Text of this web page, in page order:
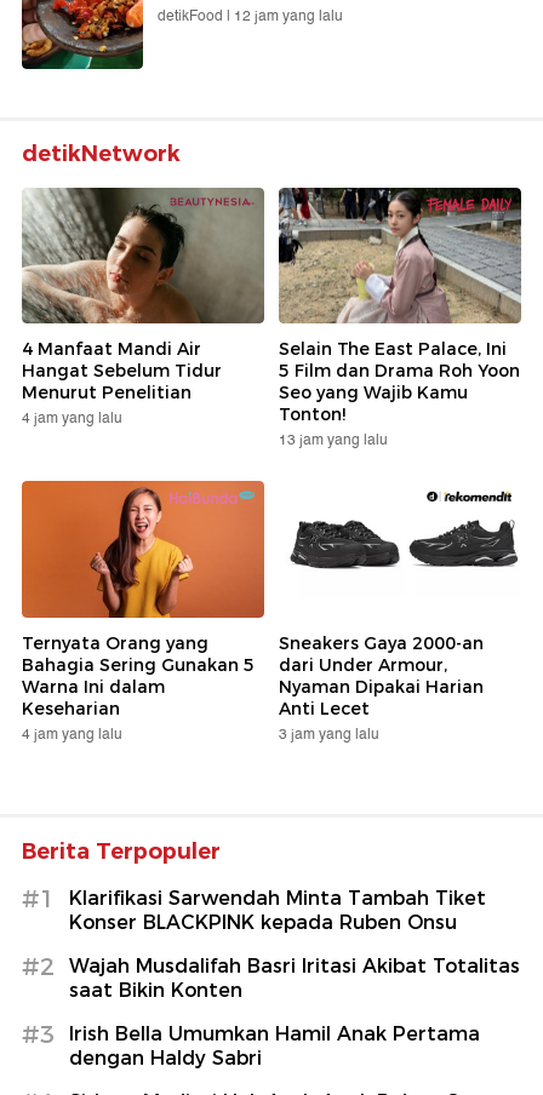
detikFood | 12 jam yang lalu
detikNetwork
4 Manfaat Mandi Air
Hangat Sebelum Tidur
Menurut Penelitian
4 jam yang lalu
Selain The East Palace, Ini
5 Film dan Drama Roh Yoon
Seo yang Wajib Kamu
Tonton!
13 jam yang lalu
Ternyata Orang yang
Bahagia Sering Gunakan 5
Warna Ini dalam
Keseharian
4 jam yang lalu
Sneakers Gaya 2000-an
dari Under Armour,
Nyaman Dipakai Harian
Anti Lecet
3 jam yang lalu
Berita Terpopuler
#1
Klarifikasi Sarwendah Minta Tambah Tiket
Konser BLACKPINK kepada Ruben Onsu
#2
Wajah Musdalifah Basri Iritasi Akibat Totalitas
saat Bikin Konten
#3
Irish Bella Umumkan Hamil Anak Pertama
dengan Haldy Sabri